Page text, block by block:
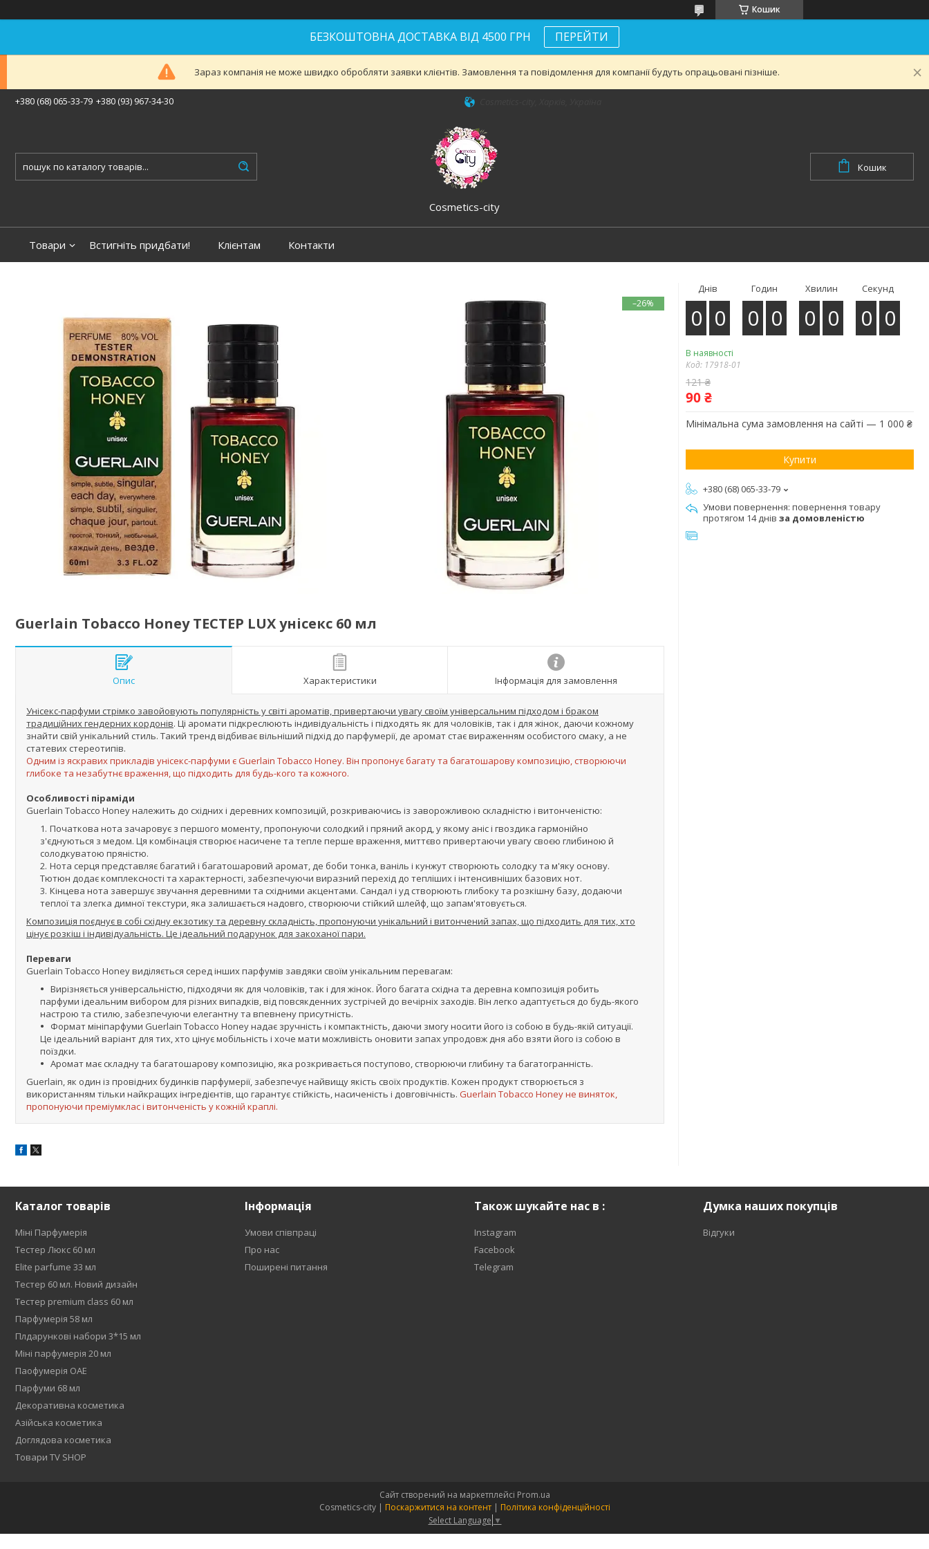
Кошик
БЕЗКОШТОВНА ДОСТАВКА ВІД 4500 ГРН ПЕРЕЙТИ
Зараз компанія не може швидко обробляти заявки клієнтів. Замовлення та повідомлення для компанії будуть опрацьовані пізніше.
+380 (68) 065-33-79 +380 (93) 967-34-30
Cosmetics-city
Кошик
Товари Встигніть придбати! Клієнтам Контакти
–26%
Guerlain Tobacco Honey ТЕСТЕР LUX унісекс 60 мл
Опис Характеристики Інформація для замовлення
Унісекс-парфуми стрімко завойовують популярність у світі ароматів, привертаючи увагу своїм універсальним підходом і браком
традиційних гендерних кордонів. Ці аромати підкреслюють індивідуальність і підходять як для чоловіків, так і для жінок, даючи кожному
знайти свій унікальний стиль. Такий тренд відбиває вільніший підхід до парфумерії, де аромат стає вираженням особистого смаку, а не
статевих стереотипів.
Одним із яскравих прикладів унісекс-парфуми є Guerlain Tobacco Honey. Він пропонує багату та багатошарову композицію, створюючи
глибоке та незабутнє враження, що підходить для будь-кого та кожного.
Особливості піраміди
Guerlain Tobacco Honey належить до східних і деревних композицій, розкриваючись із заворожливою складністю і витонченістю:
Початкова нота зачаровує з першого моменту, пропонуючи солодкий і пряний акорд, у якому аніс і гвоздика гармонійно
з'єднуються з медом. Ця комбінація створює насичене та тепле перше враження, миттєво привертаючи увагу своєю глибиною й
солодкуватою пряністю.
Нота серця представляє багатий і багатошаровий аромат, де боби тонка, ваніль і кунжут створюють солодку та м'яку основу.
Тютюн додає комплексності та характерності, забезпечуючи виразний перехід до тепліших і інтенсивніших базових нот.
Кінцева нота завершує звучання деревними та східними акцентами. Сандал і уд створюють глибоку та розкішну базу, додаючи
теплої та злегка димної текстури, яка залишається надовго, створюючи стійкий шлейф, що запам'ятовується.
Композиція поєднує в собі східну екзотику та деревну складність, пропонуючи унікальний і витончений запах, що підходить для тих, хто
цінує розкіш і індивідуальність. Це ідеальний подарунок для закоханої пари.
Переваги
Guerlain Tobacco Honey виділяється серед інших парфумів завдяки своїм унікальним перевагам:
Вирізняється універсальністю, підходячи як для чоловіків, так і для жінок. Його багата східна та деревна композиція робить
парфуми ідеальним вибором для різних випадків, від повсякденних зустрічей до вечірніх заходів. Він легко адаптується до будь-якого
настрою та стилю, забезпечуючи елегантну та впевнену присутність.
Формат мініпарфуми Guerlain Tobacco Honey надає зручність і компактність, даючи змогу носити його із собою в будь-якій ситуації.
Це ідеальний варіант для тих, хто цінує мобільність і хоче мати можливість оновити запах упродовж дня або взяти його із собою в
поїздки.
Аромат має складну та багатошарову композицію, яка розкривається поступово, створюючи глибину та багатогранність.
Guerlain, як один із провідних будинків парфумерії, забезпечує найвищу якість своїх продуктів. Кожен продукт створюється з
використанням тільки найкращих інгредієнтів, що гарантує стійкість, насиченість і довговічність. Guerlain Tobacco Honey не виняток,
пропонуючи преміумклас і витонченість у кожній краплі.
Днів
0 0
Годин
0 0
Хвилин
0 0
Секунд
0 0
В наявності
Код: 17918-01
121 ₴
90 ₴
Мінімальна сума замовлення на сайті — 1 000 ₴
Купити
+380 (68) 065-33-79
повернення товару
протягом 14 днів за домовленістю
Каталог товарів
Міні Парфумерія
Тестер Люкс 60 мл
Elite parfume 33 мл
Тестер 60 мл. Новий дизайн
Тестер premium class 60 мл
Парфумерія 58 мл
Плдарункові набори 3*15 мл
Міні парфумерія 20 мл
Паофумерія ОАЕ
Парфуми 68 мл
Декоративна косметика
Азійська косметика
Доглядова косметика
Товари TV SHOP
Інформація
Умови співпраці
Про нас
Поширені питання
Також шукайте нас в :
Instagram
Facebook
Telegram
Думка наших покупців
Відгуки
Сайт створений на маркетплейсі Prom.ua
Cosmetics-city | Поскаржитися на контент | Політика конфіденційності
Select Language ▼